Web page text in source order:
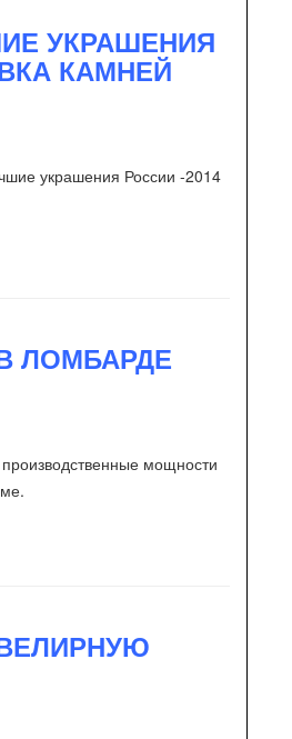
УКРАШЕНИЯ
КАМНЕЙ
украшения России -2014
ЛОМБАРДЕ
мощности